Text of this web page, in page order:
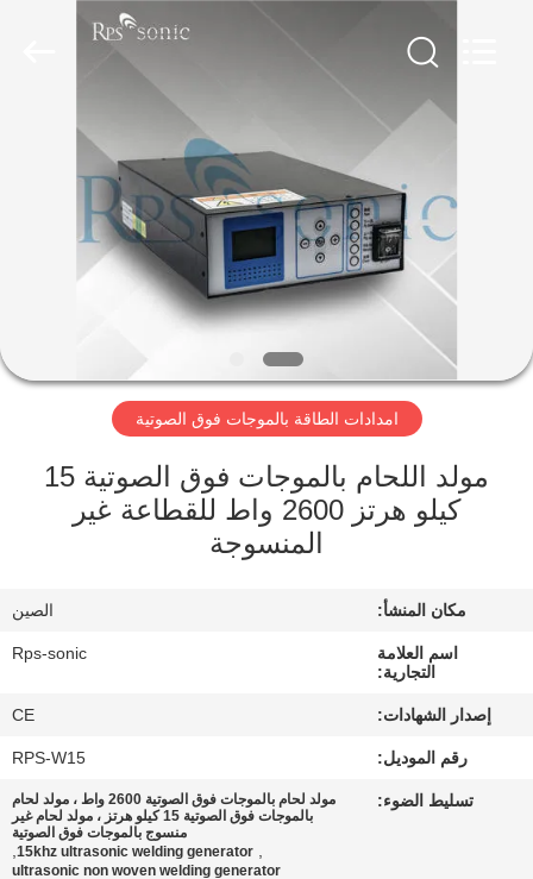
منزل،
منتجات
معلومات
عنا
المعمل
مراقبة
اتصل
امدادات الطاقة بالموجات فوق الصوتية
مولد اللحام بالموجات فوق الصوتية 15
كيلو هرتز 2600 واط للقطاعة غير
المنسوجة
مكان المنشأ: الصين
اسم العلامة
التجارية:
Rps-sonic
إصدار الشهادات: CE
رقم الموديل: RPS-W15
تسليط الضوء:
مولد لحام بالموجات فوق الصوتية 2600 واط ، مولد لحام
بالموجات فوق الصوتية 15 كيلو هرتز ، مولد لحام غير
منسوج بالموجات فوق الصوتية
,
15khz ultrasonic welding generator
,
ultrasonic non woven welding generator